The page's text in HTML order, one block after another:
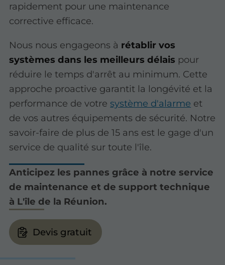
rapidement pour une maintenance
corrective efficace.
Nous nous engageons à rétablir vos
systèmes dans les meilleurs délais pour
réduire le temps d'arrêt au minimum. Cette
approche proactive garantit la longévité et la
performance de votresystème d'alarme et
de vos autres équipements de sécurité. Notre
savoir-faire de plus de 15 ans est le gage d'un
service de qualité sur toute l'île.
Anticipez les pannes grâce à notre service
de maintenance et de support technique
à L'île de la Réunion.
Devis gratuit